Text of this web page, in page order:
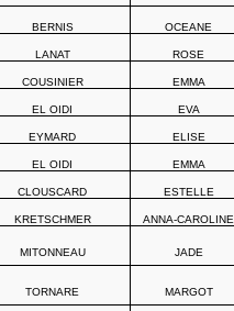
BERNIS OCEANE
LANAT ROSE
COUSINIER EMMA
EL OIDI EVA
EYMARD ELISE
EL OIDI EMMA
CLOUSCARD ESTELLE
KRETSCHMER ANNA-CAROLINE
MITONNEAU JADE
TORNARE MARGOT